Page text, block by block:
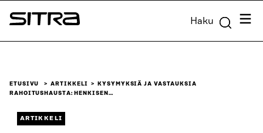
Siirry
suoraan
Sitra Haku
ETUSIVU ARTIKKELI
KYSYMYKSIÄ JA VASTAUKSIA
RAHOITUSHAUSTA: HENKISEN…
ARTIKKELI